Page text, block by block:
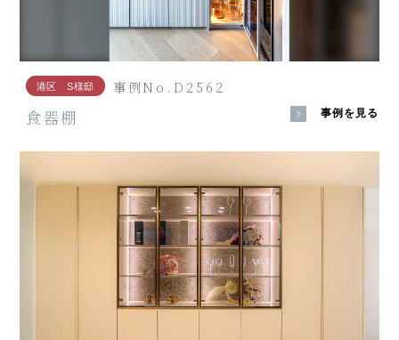
港区 S様邸 事例No.D2562
食器棚 事例を見る